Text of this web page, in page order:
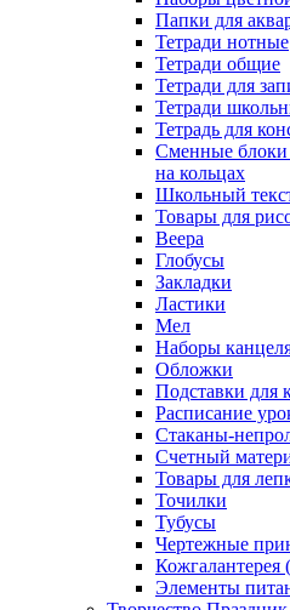
Папки для
Тетради нотные
Тетради общие
Тетради для
Тетради
Тетрадь для
Сменные блоки
на кольцах
Школьный
Товары для
Веера
Глобусы
Закладки
Ластики
Мел
Наборы
Обложки
Подставки для
Расписание
Стаканы-
Счетный
Товары для
Точилки
Тубусы
Чертежные
Кожгалантерея
Элементы